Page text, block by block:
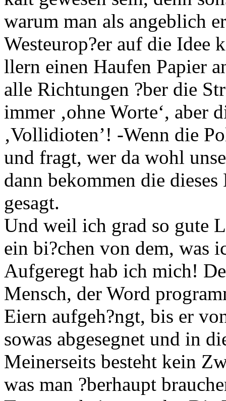
warum man als angeblich
Westeurop?er auf die
llern einen Haufen Papier
alle Richtungen ?ber die
immer ‚ohne Worte‘, aber
‚Vollidioten’! -Wenn die
und fragt, wer da wohl
dann bekommen die
gesagt.
Und weil ich grad so gute
ein bi?chen von dem, was
Aufgeregt hab ich mich!
Mensch, der Word
Eiern aufgeh?ngt, bis er
sowas abgesegnet und in
Meinerseits besteht kein
was man ?berhaupt